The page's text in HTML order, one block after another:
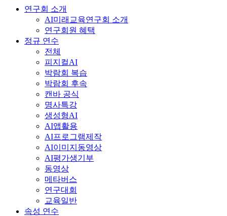
연구회 소개
AI미래교육연구회 소개
연구회원 혜택
정규 연수
전체
피지컬AI
박람회 복습
박람회 후속
캔바 공식
명사특강
생성형AI
AI앱활용
AI프로그램제작
AI이미지동영상
AI평가생기부
동영상
메타버스
연구대회
교육일반
속성 연수